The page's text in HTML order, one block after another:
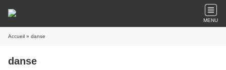
MENU
Accueil » danse
danse